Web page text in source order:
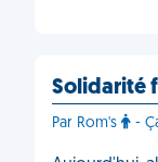
Solidarité
Par Rom's -